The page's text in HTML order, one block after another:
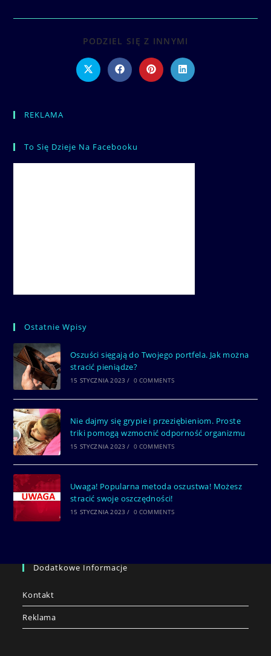
PODZIEL SIĘ Z INNYMI
CONTENT
Opens
in
Opens
in
Opens
in
Opens
in
REKLAMA
To Się Dzieje Na Facebooku
Ostatnie Wpisy
Oszuści sięgają do Twojego portfela. Jak można
stracić pieniądze?
15 STYCZNIA 2023 / 0 COMMENTS
Nie dajmy się grypie i przeziębieniom. Proste
triki pomogą wzmocnić odporność organizmu
15 STYCZNIA 2023 / 0 COMMENTS
Uwaga! Popularna metoda oszustwa! Możesz
stracić swoje oszczędności!
15 STYCZNIA 2023 / 0 COMMENTS
Dodatkowe Informacje
Kontakt
Reklama